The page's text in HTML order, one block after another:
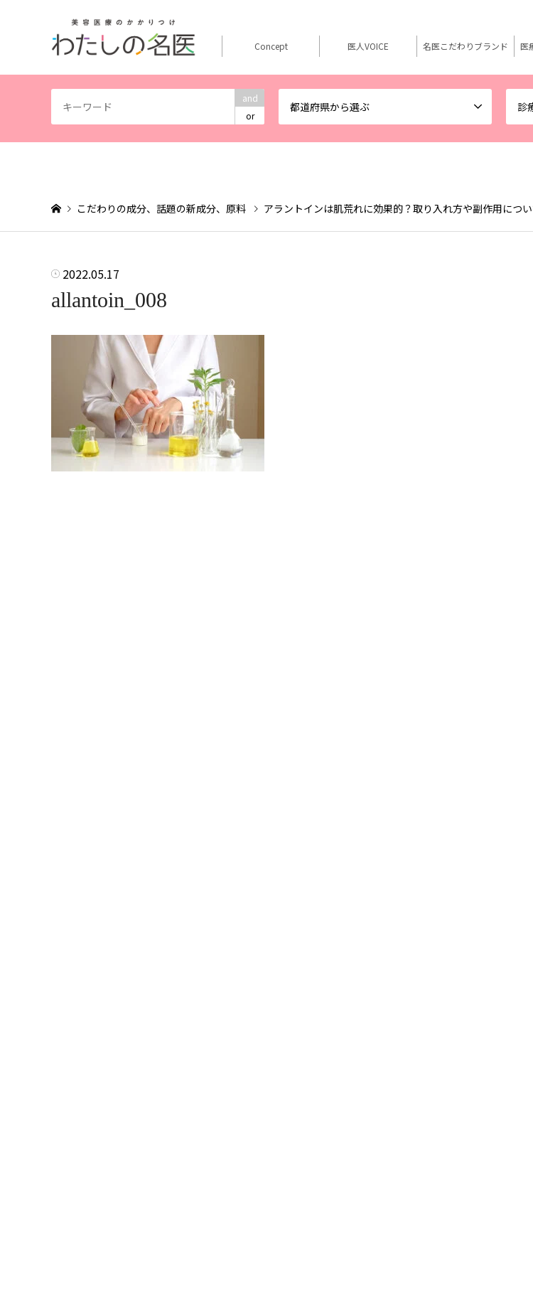
and
or
都道府県から選ぶ 診
Concept 医人VOICE 名医こだわりブランド 医
こだわりの成分、話題の新成分、原料 アラントインは肌荒れに効果的？取り入れ方や副作用につ
2022.05.17
allantoin_008